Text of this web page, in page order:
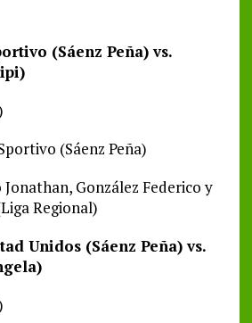
(Sáenz Peña) vs.
(Sáenz Peña)
González Federico y
Regional)
Unidos (Sáenz Peña) vs.